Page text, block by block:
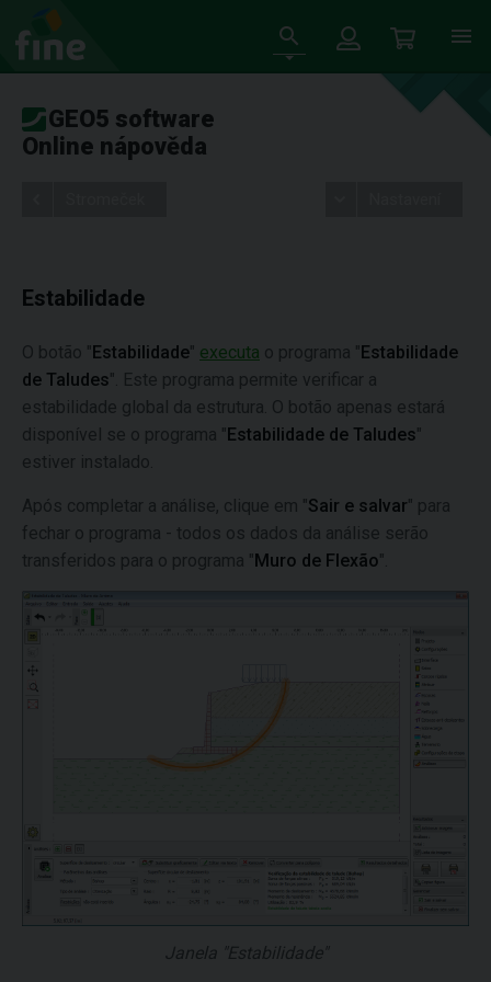
GEO5 software
Online nápověda
Estabilidade
O botão "Estabilidade" executa o programa "Estabilidade
de Taludes". Este programa permite verificar a
estabilidade global da estrutura. O botão apenas estará
disponível se o programa "Estabilidade de Taludes"
estiver instalado.
Após completar a análise, clique em "Sair e salvar" para
fechar o programa - todos os dados da análise serão
transferidos para o programa "Muro de Flexão".
Janela "Estabilidade"